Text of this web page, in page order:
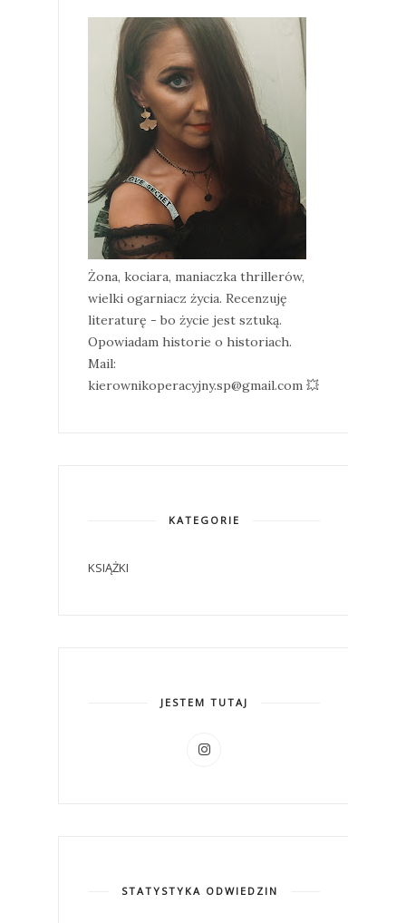
Żona, kociara, maniaczka thrillerów,
wielki ogarniacz życia. Recenzuję
literaturę - bo życie jest sztuką.
Opowiadam historie o historiach.
Mail:
kierownikoperacyjny.sp@gmail.com 💥
KATEGORIE
KSIĄŻKI
JESTEM TUTAJ
STATYSTYKA ODWIEDZIN